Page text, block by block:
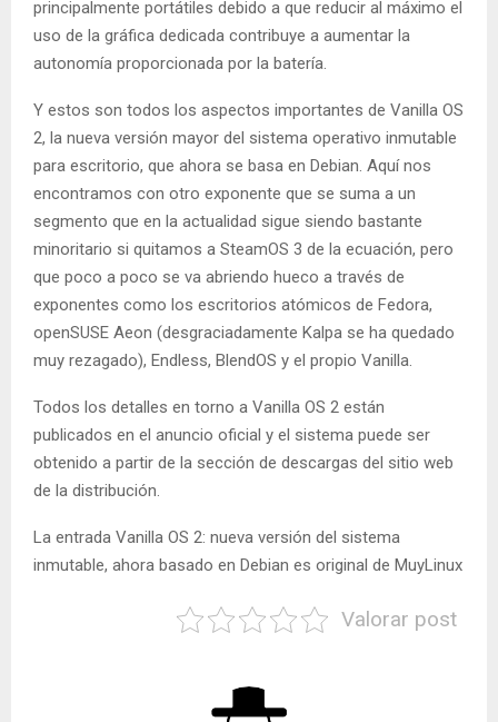
principalmente portátiles debido a que reducir al máximo el
uso de la gráfica dedicada contribuye a aumentar la
autonomía proporcionada por la batería.
Y estos son todos los aspectos importantes de Vanilla OS
2, la nueva versión mayor del sistema operativo inmutable
para escritorio, que ahora se basa en Debian. Aquí nos
encontramos con otro exponente que se suma a un
segmento que en la actualidad sigue siendo bastante
minoritario si quitamos a SteamOS 3 de la ecuación, pero
que poco a poco se va abriendo hueco a través de
exponentes como los escritorios atómicos de Fedora,
openSUSE Aeon (desgraciadamente Kalpa se ha quedado
muy rezagado), Endless, BlendOS y el propio Vanilla.
Todos los detalles en torno a Vanilla OS 2 están
publicados en el anuncio oficial y el sistema puede ser
obtenido a partir de la sección de descargas del sitio web
de la distribución.
La entrada Vanilla OS 2: nueva versión del sistema
inmutable, ahora basado en Debian es original de MuyLinux
Valorar post